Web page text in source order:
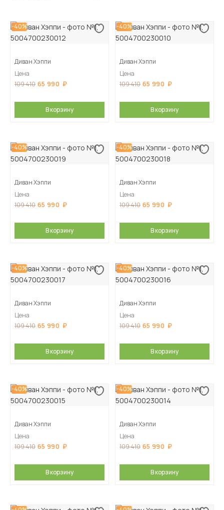
-40%
Диван Хэппи
Цена
109 410 65 990
В корзину
-40%
Диван Хэппи
Цена
109 410 65 990
В корзину
-40%
Диван Хэппи
Цена
109 410 65 990
В корзину
-40%
Диван Хэппи
Цена
109 410 65 990
В корзину
-40%
Диван Хэппи
Цена
109 410 65 990
В корзину
-40%
Диван Хэппи
Цена
109 410 65 990
В корзину
-40%
Диван Хэппи
Цена
109 410 65 990
В корзину
-40%
Диван Хэппи
Цена
109 410 65 990
В корзину